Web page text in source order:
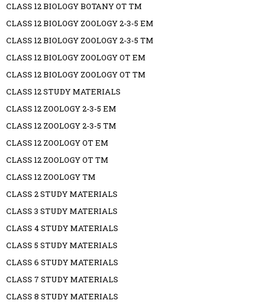
CLASS 12 BIOLOGY BOTANY OT TM
CLASS 12 BIOLOGY ZOOLOGY 2-3-5 EM
CLASS 12 BIOLOGY ZOOLOGY 2-3-5 TM
CLASS 12 BIOLOGY ZOOLOGY OT EM
CLASS 12 BIOLOGY ZOOLOGY OT TM
CLASS 12 STUDY MATERIALS
CLASS 12 ZOOLOGY 2-3-5 EM
CLASS 12 ZOOLOGY 2-3-5 TM
CLASS 12 ZOOLOGY OT EM
CLASS 12 ZOOLOGY OT TM
CLASS 12 ZOOLOGY TM
CLASS 2 STUDY MATERIALS
CLASS 3 STUDY MATERIALS
CLASS 4 STUDY MATERIALS
CLASS 5 STUDY MATERIALS
CLASS 6 STUDY MATERIALS
CLASS 7 STUDY MATERIALS
CLASS 8 STUDY MATERIALS